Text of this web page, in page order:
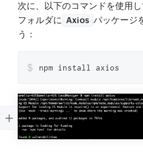
次に、以下のコマンドを使用
フォルダに Axios パッケージ
う：
$ npm install axios